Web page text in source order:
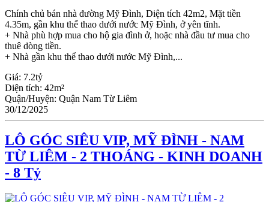
Chính chủ bán nhà đường Mỹ Đình, Diện tích 42m2, Mặt tiền
4.35m, gần khu thể thao dưới nước Mỹ Đình, ở yên tĩnh.
+ Nhà phù hợp mua cho hộ gia đình ở, hoặc nhà đầu tư mua cho
thuê dòng tiền.
+ Nhà gần khu thể thao dưới nước Mỹ Đình,...
Giá: 7.2tỷ
Diện tích: 42m²
Quận/Huyện: Quận Nam Từ Liêm
30/12/2025
LÔ GÓC SIÊU VIP, MỸ ĐÌNH - NAM
TỪ LIÊM - 2 THOÁNG - KINH DOANH
- 8 Tỷ